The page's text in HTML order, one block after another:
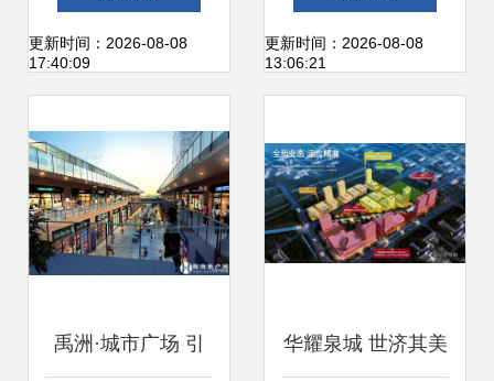
务，为商业地产注
更新时间：2026-08-08
17:40:09
服务新生态
更新时间：2026-08-08
13:06:21
禹洲·城市广场 引 华耀泉城 世济其美